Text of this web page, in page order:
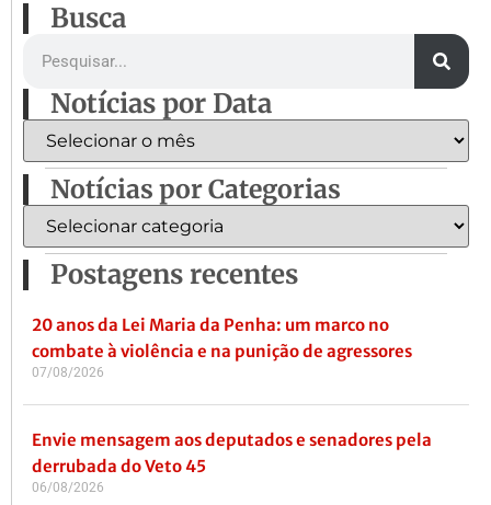
Busca
Notícias por Data
Notícias por Categorias
Postagens recentes
20 anos da Lei Maria da Penha: um marco no
combate à violência e na punição de agressores
07/08/2026
Envie mensagem aos deputados e senadores pela
derrubada do Veto 45
06/08/2026